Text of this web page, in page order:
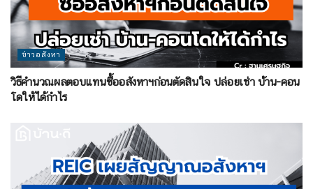
ข่าวอสังหา
วิธีคำนวณผลตอบแทนซื้ออสังหาฯก่อนตัดสินใจ ปล่อยเช่า บ้าน-คอน
โดให้ได้กำไร